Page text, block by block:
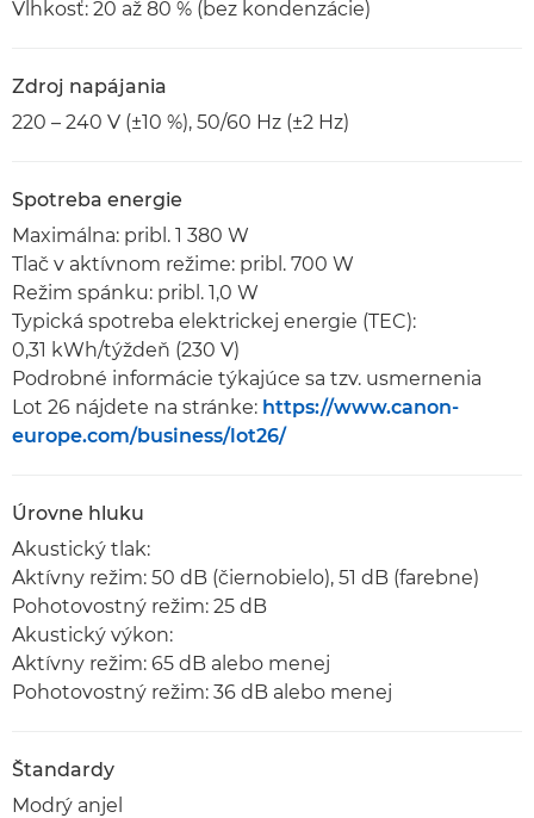
Vlhkosť: 20 až 80 % (bez kondenzácie)
Zdroj napájania
220 – 240 V (±10 %), 50/60 Hz (±2 Hz)
Spotreba energie
Maximálna: pribl. 1 380 W
Tlač v aktívnom režime: pribl. 700 W
Režim spánku: pribl. 1,0 W
Typická spotreba elektrickej energie (TEC):
0,31 kWh/týždeň (230 V)
Podrobné informácie týkajúce sa tzv. usmernenia
Lot 26 nájdete na stránke: https://www.canon-
europe.com/business/lot26/
Úrovne hluku
Akustický tlak:
Aktívny režim: 50 dB (čiernobielo), 51 dB (farebne)
Pohotovostný režim: 25 dB
Akustický výkon:
Aktívny režim: 65 dB alebo menej
Pohotovostný režim: 36 dB alebo menej
Štandardy
Modrý anjel